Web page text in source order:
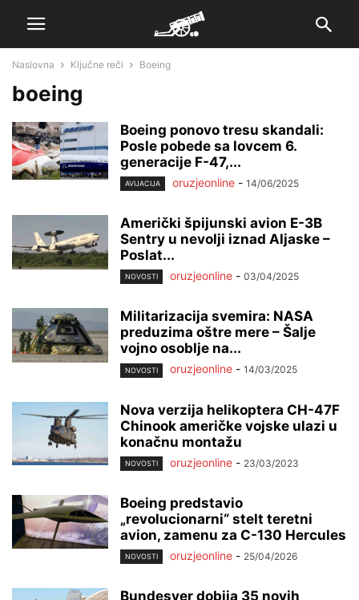
Naslovna Ključne reči Boeing
boeing
Boeing ponovo tresu skandali:
Posle pobede sa lovcem 6.
generacije F-47,...
AVIJACIJA oruzjeonline - 14/06/2025
Američki špijunski avion E-3B
Sentry u nevolji iznad Aljaske –
Poslat...
NOVOSTI oruzjeonline - 03/04/2025
Militarizacija svemira: NASA
preduzima oštre mere – Šalje
vojno osoblje na...
NOVOSTI oruzjeonline - 14/03/2025
Nova verzija helikoptera CH-47F
Chinook američke vojske ulazi u
konačnu montažu
NOVOSTI oruzjeonline - 23/03/2023
Boeing predstavio
„revolucionarni“ stelt teretni
avion, zamenu za C-130 Hercules
NOVOSTI oruzjeonline - 25/04/2026
Bundesver dobija 35 novih